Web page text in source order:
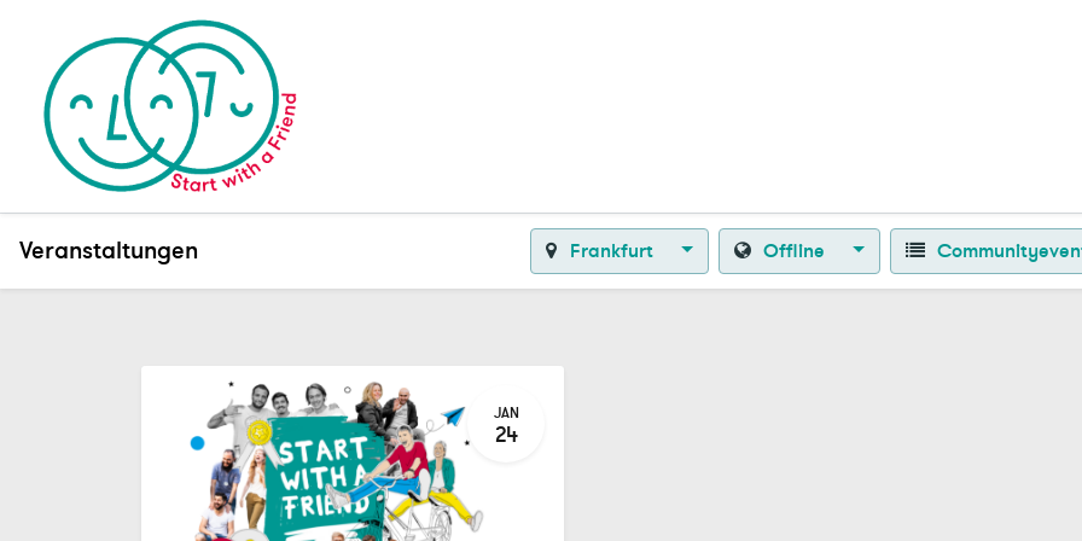
Veranstaltungen Frankfurt Offline
JAN
24